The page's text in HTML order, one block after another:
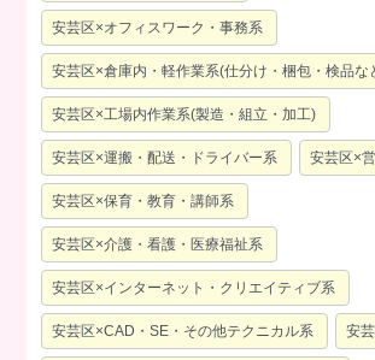
安芸区×オフィスワーク・事務系
安芸区×倉庫内・軽作業系(仕分け・梱包・検品な
安芸区×工場内作業系(製造・組立・加工)
安芸区×運搬・配送・ドライバー系 安芸区×
安芸区×保育・教育・講師系
安芸区×介護・看護・医療福祉系
安芸区×インターネット・クリエイティブ系
安芸区×CAD・SE・その他テクニカル系 安